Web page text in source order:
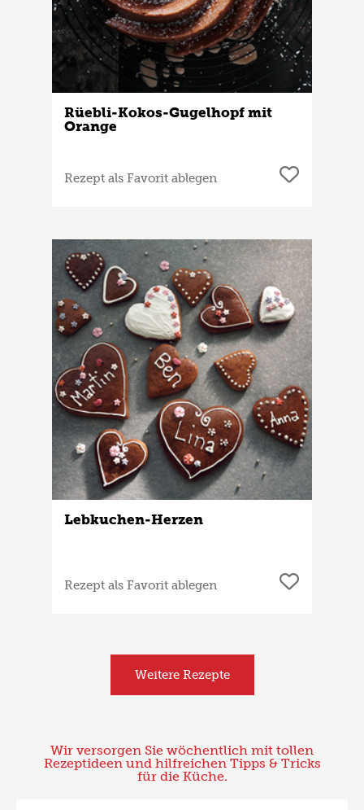
Rüebli-Kokos-Gugelhopf mit
Orange
Rezept als Favorit ablegen
Lebkuchen-Herzen
Rezept als Favorit ablegen
Weitere Rezepte
Wir versorgen Sie wöchentlich mit tollen
Rezeptideen und hilfreichen Tipps & Tricks
für die Küche.